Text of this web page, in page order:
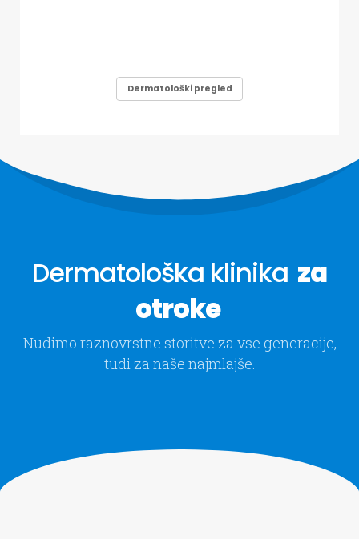
Dermatološki pregled
Dermatološka klinika za
otroke
Nudimo raznovrstne storitve za vse generacije,
tudi za naše najmlajše.